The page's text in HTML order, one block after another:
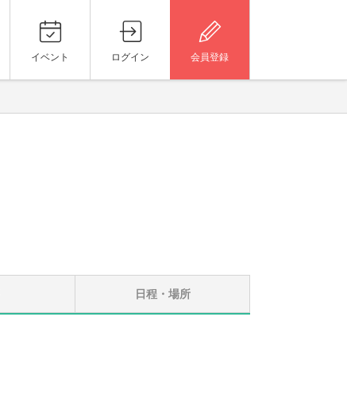
イベント ログイン 会員登録
日程・場所